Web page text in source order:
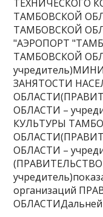
ТЕХНИЧЕСКОГО
ТАМБОВСКОЙ
ТАМБОВСКОЙ
"АЭРОПОРТ
ТАМБОВСКОЙ
ЗАНЯТОСТИ
ОБЛАСТИ –
КУЛЬТУРЫ
ОБЛАСТИ –
организаций